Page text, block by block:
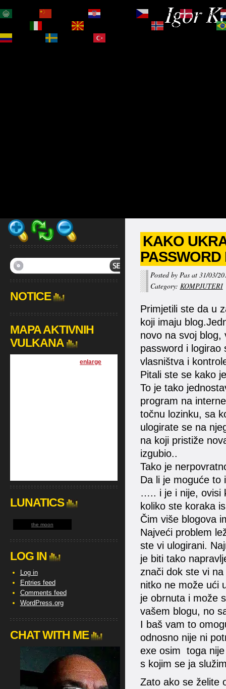
Igor
KAKO
Posted by Pas at 31/03/
Category: KOMPJUTERI
Primjetili ste da u
koji imaju
novo na svoj blog,
password i
vlasništva i
Pitali ste se kako
To je tako
program na
točnu lozinku, sa
ulogirate se na
na koji pristiže
izgubio..
Tako je
Da li je moguće to
….. i je i nije, ovisi
koliko ste koraka
Čim više blogova
Najveći problem
ste vi ulogirani.
je biti tako
znači dok ste vi
nitko ne može ući
je obrnuta i može
vašem blogu, no
I baš vam to
odnosno nije ni
exe osim toga
s kojim se ja
Zato ako se želite
NOTICE
MAPA AKTIVNIH
VULKANA
[enlarge
LUNATICS
the moon
LOG IN
Log in
Entries feed
Comments feed
WordPress.org
CHAT WITH ME
Čeština‎
Dansk
Norsk bokmål